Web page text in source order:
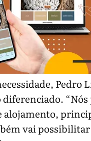
Pedro
alojamento,
vai